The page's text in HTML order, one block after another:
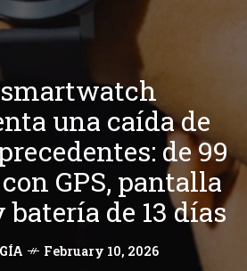
una caída de
de 99
GPS, pantalla
batería de 13 días
February 10, 2026